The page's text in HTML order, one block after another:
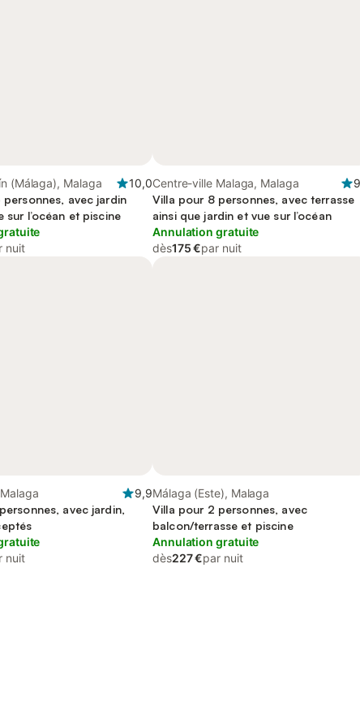
(Málaga), Malaga
10,0
personnes, avec jardin
sur l’océan et piscine
nuit
Centre-ville Malaga, Malaga
Villa pour 8 personnes, avec terrasse
ainsi que jardin et vue sur l’océan
Annulation gratuite
dès175 €par nuit
9,9
avec jardin,
nuit
Málaga (Este), Malaga
Villa pour 2 personnes, avec
balcon/terrasse et piscine
Annulation gratuite
dès227 €par nuit